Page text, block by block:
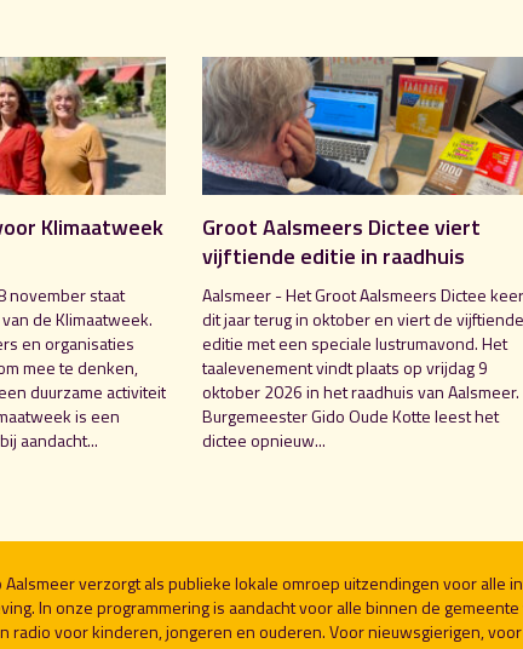
Klimaatweek
november staat
de Klimaatweek.
en organisaties
mee te denken,
duurzame activiteit
is een
aandacht...
Groot Aalsmeers Dictee viert
vijftiende editie in raadhuis
Aalsmeer - Het Groot Aalsmeers Dictee
dit jaar terug in oktober en viert de vijftiende
editie met een speciale lustrumavond. Het
taalevenement vindt plaats op vrijdag 9
oktober 2026 in het raadhuis van Aalsmeer.
Burgemeester Gido Oude Kotte leest het
dictee opnieuw...
Aalsmeer verzorgt als publieke lokale omroep uitzendingen voor alle
In onze programmering is aandacht voor alle binnen de
radio voor kinderen, jongeren en ouderen. Voor nieuwsgierigen,